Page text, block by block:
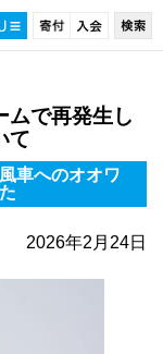
ムで再発生し
て
車へのオオワ
2026年2月24日